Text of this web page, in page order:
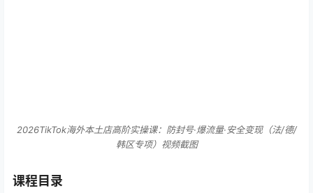
韩区专项）视频截图